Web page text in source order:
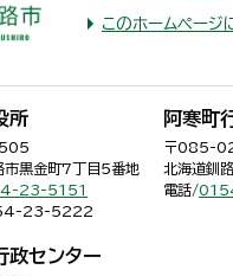
このホームページ
所
市黒金町7丁目5番地
23-5151
23-5222
阿寒町
〒085-
北海道釧
電話/
政センター